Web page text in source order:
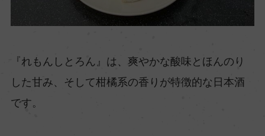
『れもんしとろん』は、爽やかな酸味とほんのり
した甘み、そして柑橘系の香りが特徴的な日本酒
です。